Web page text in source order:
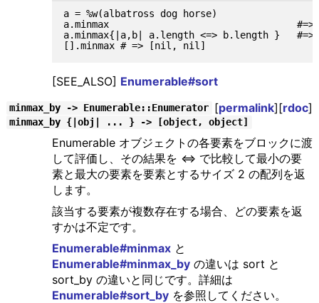
a = %w(albatross dog horse)
a.minmax                                 #=>
a.minmax{|a,b| a.length <=> b.length }
[SEE_ALSO] Enumerable#sort
minmax_by -> Enumerable::Enumerator [permalink][rdoc]
minmax_by {|obj| ... } -> [object, object]
Enumerable オブジェクトの各要素をブロックに渡
して評価し、その結果を <=> で比較して最小の要
素と最大の要素を要素とするサイズ 2 の配列を返
します。
該当する要素が複数存在する場合、どの要素を返
すかは不定です。
Enumerable#minmaxと
Enumerable#minmax_byの違いは sort と
sort_by の違いと同じです。詳細は
Enumerable#sort_byを参照してください。